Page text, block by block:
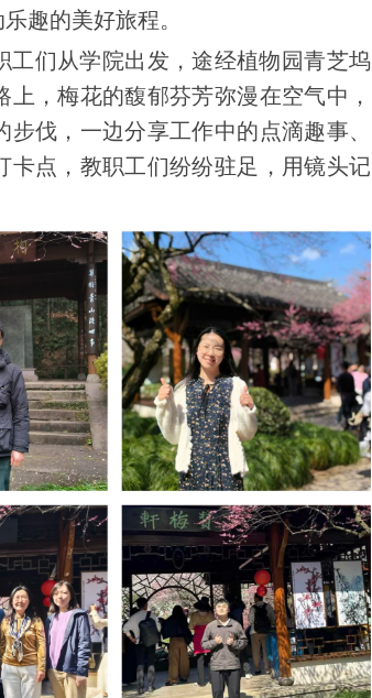
趣的美好旅程。
们从学院出发，途经植物园青芝坞
，梅花的馥郁芬芳弥漫在空气中，
伐，一边分享工作中的点滴趣事、
点，教职工们纷纷驻足，用镜头记